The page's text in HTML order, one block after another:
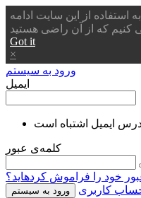
استفاده از این سایت ادامه
Got it
×
ورود به سیستم
ایمیل
ایمیل اشتباه است
کلمه‌ی عبور
خود را فراموش کردهاید؟
ورود به سیستم
حساب کاربری